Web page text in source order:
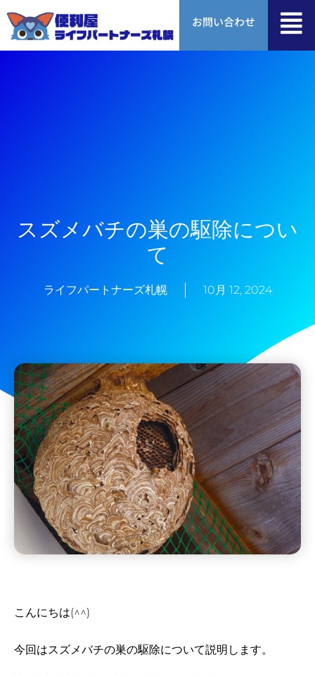
容
ス
お問い合わせ
スズメバチの巣の駆除につい
て
ライフパートナーズ札幌 10月 12, 2024
こんにちは(^^)
今回はスズメバチの巣の駆除について説明します。